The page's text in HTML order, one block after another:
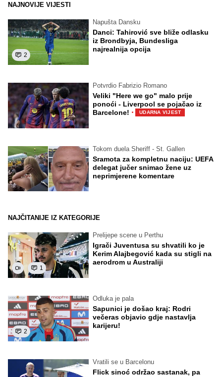
NAJNOVIJE VIJESTI
2
Napušta Dansku
Danci: Tahirović sve bliže odlasku
iz Brondbyja, Bundesliga
najrealnija opcija
Potvrdio Fabrizio Romano
Veliki "Here we go" malo prije
ponoći - Liverpool se pojačao iz
Barcelone! · UDARNA VIJEST
Tokom duela Sheriff - St. Gallen
Sramota za kompletnu naciju: UEFA
delegat jučer snimao žene uz
neprimjerene komentare
NAJČITANIJE IZ KATEGORIJE
1
Prelijepe scene u Perthu
Igrači Juventusa su shvatili ko je
Kerim Alajbegović kada su stigli na
aerodrom u Australiji
2
Odluka je pala
Sapunici je došao kraj: Rodri
večeras objavio gdje nastavlja
karijeru!
Vratili se u Barcelonu
Flick sinoć održao sastanak, pa